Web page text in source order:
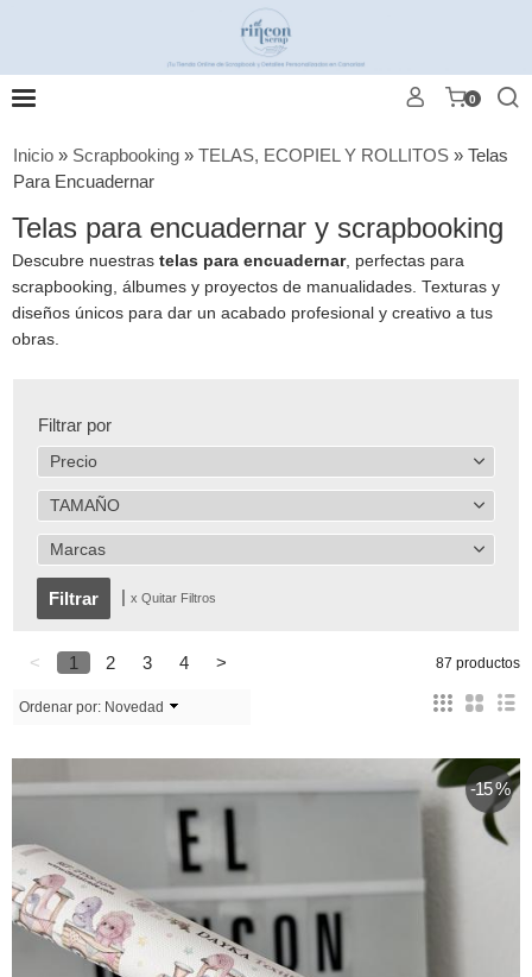
0
Inicio » Scrapbooking » TELAS, ECOPIEL Y ROLLITOS » Telas
Para Encuadernar
Telas para encuadernar y scrapbooking
Descubre nuestras telas para encuadernar, perfectas para
scrapbooking, álbumes y proyectos de manualidades. Texturas y
diseños únicos para dar un acabado profesional y creativo a tus
obras.
Filtrar por
Precio
TAMAÑO
Marcas
| x Quitar Filtros
< 1 2 3 4 > 87 productos
Ordenar por: Novedad
-15 %